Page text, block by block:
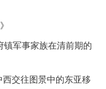
镇军事家族在清前期的
交往图景中的东亚移